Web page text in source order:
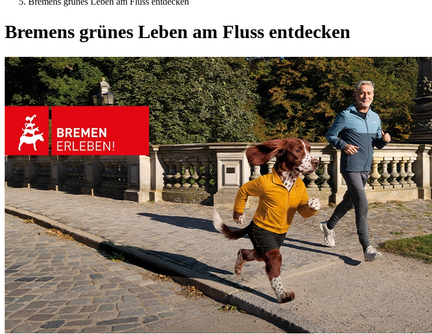
Bremens grünes Leben am Fluss entdecken